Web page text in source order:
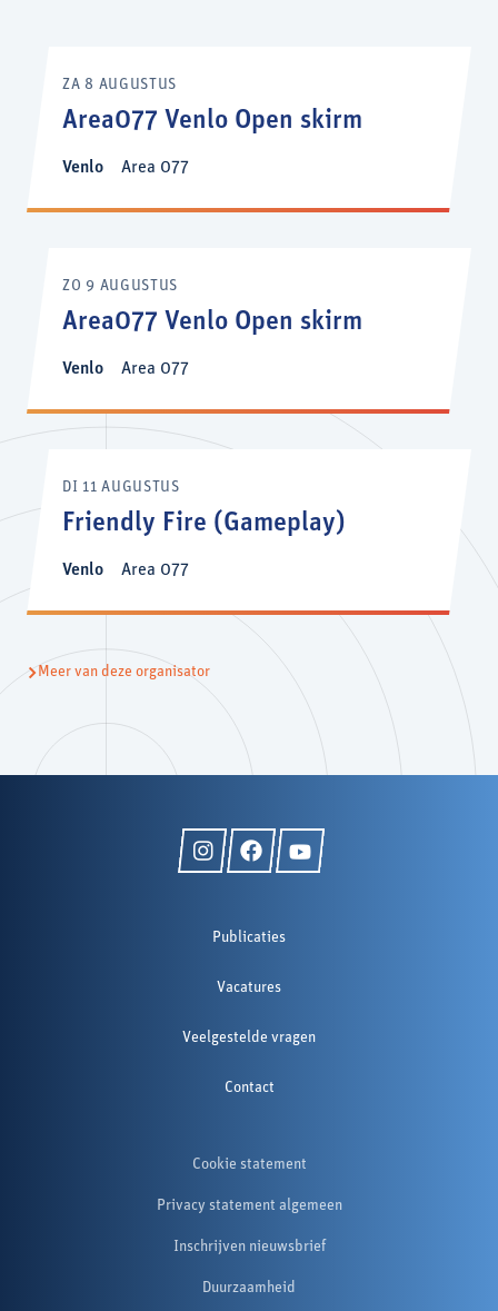
ZA 8 AUGUSTUS
Area077 Venlo Open skirm
Venlo Area 077
ZO 9 AUGUSTUS
Area077 Venlo Open skirm
Venlo Area 077
DI 11 AUGUSTUS
Friendly Fire (Gameplay)
Venlo Area 077
Meer van deze organisator
Publicaties
Vacatures
Veelgestelde vragen
Contact
Cookie statement
Privacy statement algemeen
Inschrijven nieuwsbrief
Duurzaamheid